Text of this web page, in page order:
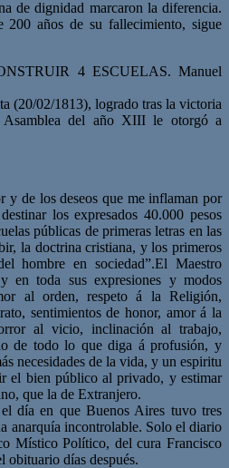
de dignidad marcaron la diferencia.
años de su fallecimiento, sigue
4 ESCUELAS. Manuel
(20/02/1813), logrado tras la victoria
Asamblea del año XIII le otorgó a
y de los deseos que me inflaman por
los expresados 40.000 pesos
públicas de primeras letras en las
la doctrina cristiana, y los primeros
hombre en sociedad”.El Maestro
en toda sus expresiones y modos
al orden, respeto á la Religión,
sentimientos de honor, amor á la
al vicio, inclinación al trabajo,
de todo lo que diga á profusión, y
necesidades de la vida, y un espiritu
el bien público al privado, y estimar
que la de Extranjero.
día en que Buenos Aires tuvo tres
anarquía incontrolable. Solo el diario
Místico Político, del cura Francisco
obituario días después.